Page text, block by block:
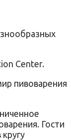
Center.
пивоварения
Гости